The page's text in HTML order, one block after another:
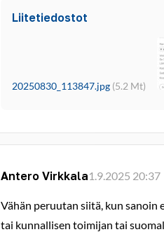
Liitetiedostot
20250830_113847.jpg (5.2 Mt)
Antero Virkkala1.9.2025 20:37
Vähän peruutan siitä, kun
tai kunnallisen toimijan tai